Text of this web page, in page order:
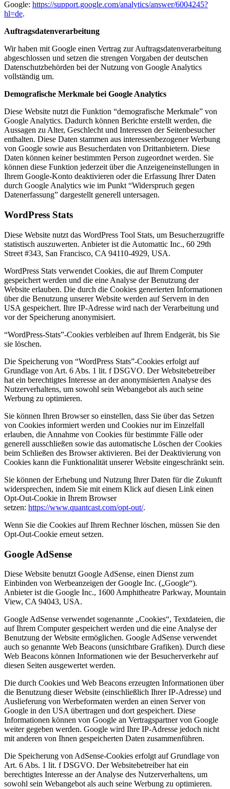
Google: https://support.google.com/analytics/answer/6004245?
hl=de.
Auftragsdatenverarbeitung
Wir haben mit Google einen Vertrag zur Auftragsdatenverarbeitung
abgeschlossen und setzen die strengen Vorgaben der deutschen
Datenschutzbehörden bei der Nutzung von Google Analytics
vollständig um.
Demografische Merkmale bei Google Analytics
Diese Website nutzt die Funktion “demografische Merkmale” von
Google Analytics. Dadurch können Berichte erstellt werden, die
Aussagen zu Alter, Geschlecht und Interessen der Seitenbesucher
enthalten. Diese Daten stammen aus interessenbezogener Werbung
von Google sowie aus Besucherdaten von Drittanbietern. Diese
Daten können keiner bestimmten Person zugeordnet werden. Sie
können diese Funktion jederzeit über die Anzeigeneinstellungen in
Ihrem Google-Konto deaktivieren oder die Erfassung Ihrer Daten
durch Google Analytics wie im Punkt “Widerspruch gegen
Datenerfassung” dargestellt generell untersagen.
WordPress Stats
Diese Website nutzt das WordPress Tool Stats, um Besucherzugriffe
statistisch auszuwerten. Anbieter ist die Automattic Inc., 60 29th
Street #343, San Francisco, CA 94110-4929, USA.
WordPress Stats verwendet Cookies, die auf Ihrem Computer
gespeichert werden und die eine Analyse der Benutzung der
Website erlauben. Die durch die Cookies generierten Informationen
über die Benutzung unserer Website werden auf Servern in den
USA gespeichert. Ihre IP-Adresse wird nach der Verarbeitung und
vor der Speicherung anonymisiert.
“WordPress-Stats”-Cookies verbleiben auf Ihrem Endgerät, bis Sie
sie löschen.
Die Speicherung von “WordPress Stats”-Cookies erfolgt auf
Grundlage von Art. 6 Abs. 1 lit. f DSGVO. Der Websitebetreiber
hat ein berechtigtes Interesse an der anonymisierten Analyse des
Nutzerverhaltens, um sowohl sein Webangebot als auch seine
Werbung zu optimieren.
Sie können Ihren Browser so einstellen, dass Sie über das Setzen
von Cookies informiert werden und Cookies nur im Einzelfall
erlauben, die Annahme von Cookies für bestimmte Fälle oder
generell ausschließen sowie das automatische Löschen der Cookies
beim Schließen des Browser aktivieren. Bei der Deaktivierung von
Cookies kann die Funktionalität unserer Website eingeschränkt sein.
Sie können der Erhebung und Nutzung Ihrer Daten für die Zukunft
widersprechen, indem Sie mit einem Klick auf diesen Link einen
Opt-Out-Cookie in Ihrem Browser
setzen: https://www.quantcast.com/opt-out/.
Wenn Sie die Cookies auf Ihrem Rechner löschen, müssen Sie den
Opt-Out-Cookie erneut setzen.
Google AdSense
Diese Website benutzt Google AdSense, einen Dienst zum
Einbinden von Werbeanzeigen der Google Inc. („Google“).
Anbieter ist die Google Inc., 1600 Amphitheatre Parkway, Mountain
View, CA 94043, USA.
Google AdSense verwendet sogenannte „Cookies“, Textdateien, die
auf Ihrem Computer gespeichert werden und die eine Analyse der
Benutzung der Website ermöglichen. Google AdSense verwendet
auch so genannte Web Beacons (unsichtbare Grafiken). Durch diese
Web Beacons können Informationen wie der Besucherverkehr auf
diesen Seiten ausgewertet werden.
Die durch Cookies und Web Beacons erzeugten Informationen über
die Benutzung dieser Website (einschließlich Ihrer IP-Adresse) und
Auslieferung von Werbeformaten werden an einen Server von
Google in den USA übertragen und dort gespeichert. Diese
Informationen können von Google an Vertragspartner von Google
weiter gegeben werden. Google wird Ihre IP-Adresse jedoch nicht
mit anderen von Ihnen gespeicherten Daten zusammenführen.
Die Speicherung von AdSense-Cookies erfolgt auf Grundlage von
Art. 6 Abs. 1 lit. f DSGVO. Der Websitebetreiber hat ein
berechtigtes Interesse an der Analyse des Nutzerverhaltens, um
sowohl sein Webangebot als auch seine Werbung zu optimieren.